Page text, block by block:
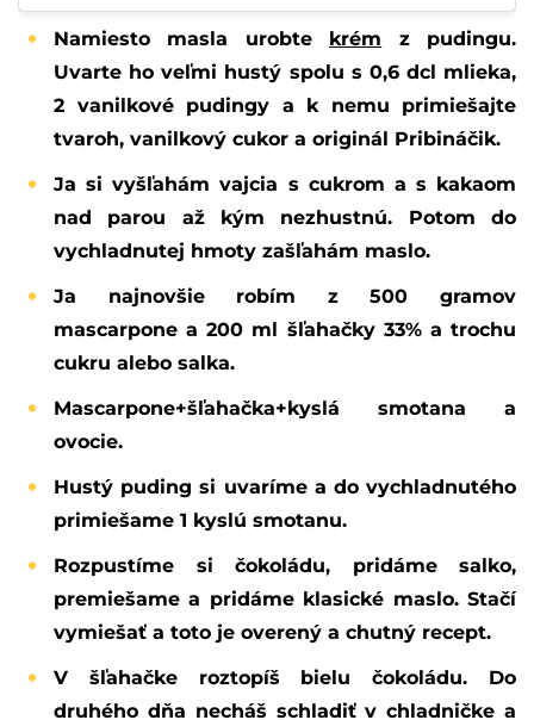
Namiesto masla urobte krém z pudingu.
Uvarte ho veľmi hustý spolu s 0,6 dcl mlieka,
2 vanilkové pudingy a k nemu primiešajte
tvaroh, vanilkový cukor a originál Pribináčik.
Ja si vyšľahám vajcia s cukrom a s kakaom
nad parou až kým nezhustnú. Potom do
vychladnutej hmoty zašľahám maslo.
Ja najnovšie robím z 500 gramov
mascarpone a 200 ml šľahačky 33% a trochu
cukru alebo salka.
Mascarpone+šľahačka+kyslá smotana a
ovocie.
Hustý puding si uvaríme a do vychladnutého
primiešame 1 kyslú smotanu.
Rozpustíme si čokoládu, pridáme salko,
premiešame a pridáme klasické maslo. Stačí
vymiešať a toto je overený a chutný recept.
V šľahačke roztopíš bielu čokoládu. Do
druhého dňa necháš schladiť v chladničke a